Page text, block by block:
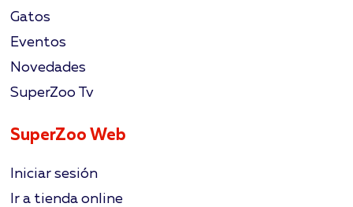
Gatos
Eventos
Novedades
SuperZoo Tv
SuperZoo Web
Iniciar sesión
Ir a tienda online